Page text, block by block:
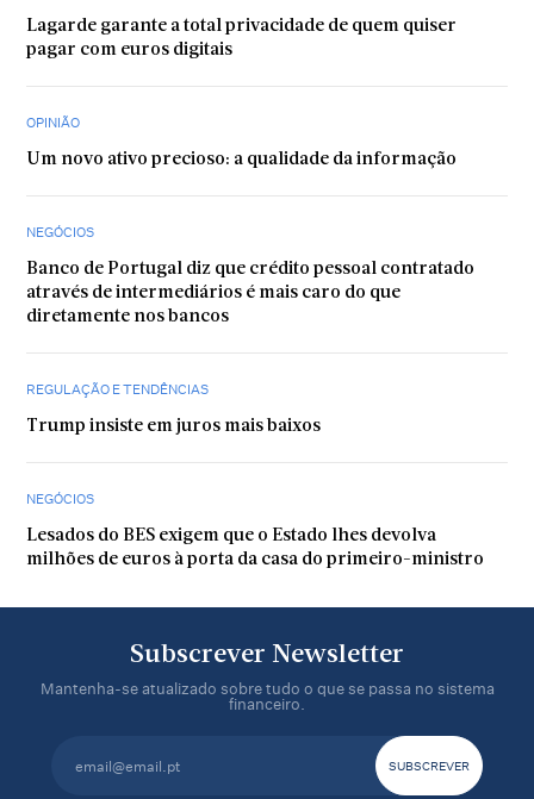
Lagarde garante a total privacidade de quem quiser
pagar com euros digitais
OPINIÃO
Um novo ativo precioso: a qualidade da informação
NEGÓCIOS
Banco de Portugal diz que crédito pessoal contratado
através de intermediários é mais caro do que
diretamente nos bancos
REGULAÇÃO E TENDÊNCIAS
Trump insiste em juros mais baixos
NEGÓCIOS
Lesados do BES exigem que o Estado lhes devolva
milhões de euros à porta da casa do primeiro-ministro
Subscrever Newsletter
Mantenha-se atualizado sobre tudo o que se passa no sistema
financeiro.